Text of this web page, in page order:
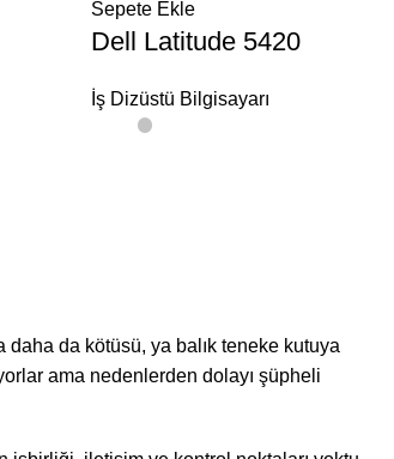
Sepete Ekle
Dell Latitude 5420
İş Dizüstü Bilgisayarı
da kötüsü, ya balık teneke kutuya
ama nedenlerden dolayı şüpheli